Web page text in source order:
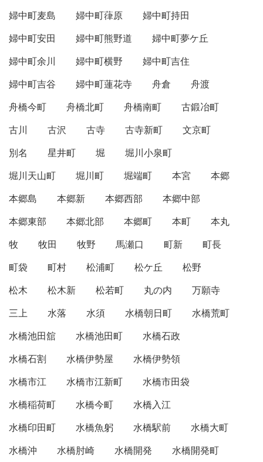
婦中町麦島
婦中町葎原
婦中町持田
婦中町安田
婦中町熊野道
婦中町夢ケ丘
婦中町余川
婦中町横野
婦中町吉住
婦中町吉谷
婦中町蓮花寺 舟倉
舟渡
舟橋今町
舟橋北町 舟橋南町
古鍛冶町
古川
古沢 古寺 古寺新町
文京町
別名
星井町 堀
堀川小泉町
堀川天山町
堀川町 堀端町 本宮
本郷
本郷島
本郷新 本郷西部
本郷中部
本郷東部
本郷北部 本郷町 本町
本丸
牧
牧田 牧野 馬瀬口 町新
町長
町袋
町村 松浦町 松ケ丘
松野
松木
松木新 松若町 丸の内
万願寺
三上
水落 水須 水橋朝日町
水橋荒町
水橋池田舘
水橋池田町
水橋石政
水橋石割
水橋伊勢屋
水橋伊勢領
水橋市江
水橋市江新町
水橋市田袋
水橋稲荷町
水橋今町
水橋入江
水橋印田町
水橋魚躬 水橋駅前
水橋大町
水橋沖
水橋肘崎 水橋開発
水橋開発町